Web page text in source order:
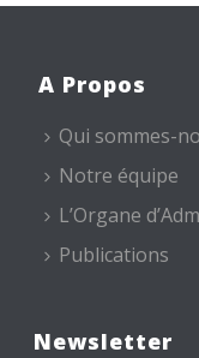
A Propos
Qui sommes-
Notre équipe
L’Organe
Publications
Newsletter